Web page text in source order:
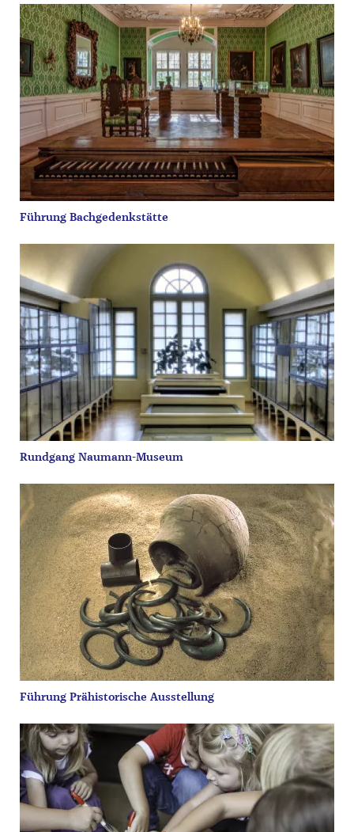
Führung Bachgedenkstätte
Rundgang Naumann-Museum
Führung Prähistorische Ausstellung